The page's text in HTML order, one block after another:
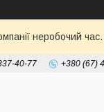
неробочий
40-77 +380 (67)